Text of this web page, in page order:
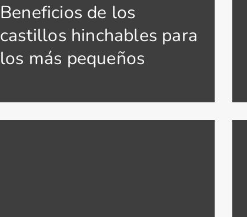
Beneficios de los
castillos hinchables para
los más pequeños